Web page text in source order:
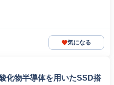
気になる
化物半導体を用いたSSD搭